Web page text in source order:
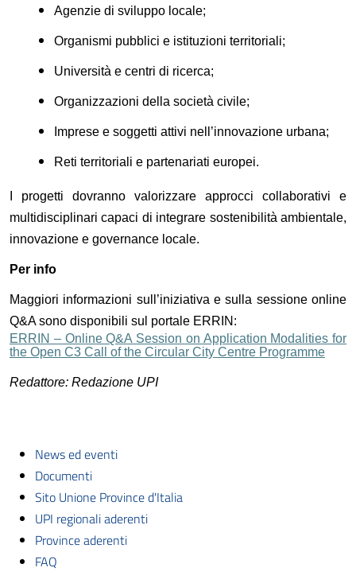
Agenzie di sviluppo locale;
Organismi pubblici e istituzioni territoriali;
Università e centri di ricerca;
Organizzazioni della società civile;
Imprese e soggetti attivi nell’innovazione urbana;
Reti territoriali e partenariati europei.
I progetti dovranno valorizzare approcci collaborativi e
multidisciplinari capaci di integrare sostenibilità ambientale,
innovazione e governance locale.
Per info
Maggiori informazioni sull’iniziativa e sulla sessione online
Q&A sono disponibili sul portale ERRIN:
ERRIN – Online Q&A Session on Application Modalities for
the Open C3 Call of the Circular City Centre Programme
Redattore: Redazione UPI
News ed eventi
Documenti
Sito Unione Province d'Italia
UPI regionali aderenti
Province aderenti
FAQ